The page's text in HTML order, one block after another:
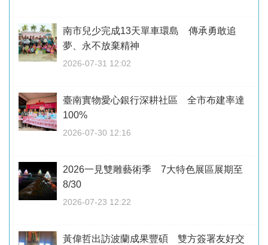
南市兒少完成13天單車環島 傳承勇敢追
夢、永不放棄精神
2026-07-31 12:02
臺南實物愛心銀行深耕社區 全市布建率達
100%
2026-07-30 12:16
2026一見雙雕藝術季 7大特色展區展期至
8/30
2026-07-23 12:22
黃偉哲出訪波蘭成果豐碩 雙方簽署友好交